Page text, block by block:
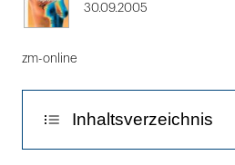
30.09.2005
zm-online
Inhaltsverzeichnis